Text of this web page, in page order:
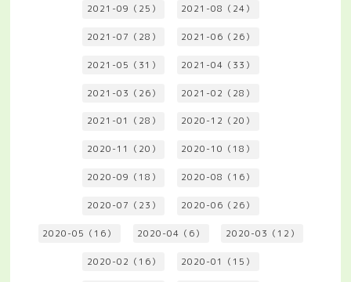
2021-09（25） 2021-08（24）
2021-07（28） 2021-06（26）
2021-05（31） 2021-04（33）
2021-03（26） 2021-02（28）
2021-01（28） 2020-12（20）
2020-11（20） 2020-10（18）
2020-09（18） 2020-08（16）
2020-07（23） 2020-06（26）
2020-05（16） 2020-04（6） 2020-03（12）
2020-02（16） 2020-01（15）